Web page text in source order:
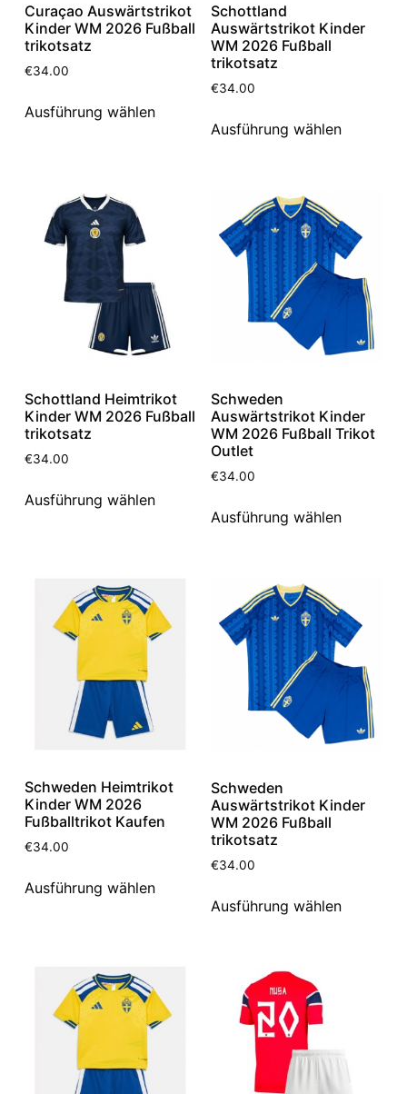
Curaçao Auswärtstrikot
Kinder WM 2026 Fußball
trikotsatz
€34.00
Ausführung wählen
Schottland
Auswärtstrikot Kinder
WM 2026 Fußball
trikotsatz
€34.00
Ausführung wählen
Schottland Heimtrikot
Kinder WM 2026 Fußball
trikotsatz
€34.00
Ausführung wählen
Schweden
Auswärtstrikot Kinder
WM 2026 Fußball Trikot
Outlet
€34.00
Ausführung wählen
Schweden Heimtrikot
Kinder WM 2026
Fußballtrikot Kaufen
€34.00
Ausführung wählen
Schweden
Auswärtstrikot Kinder
WM 2026 Fußball
trikotsatz
€34.00
Ausführung wählen